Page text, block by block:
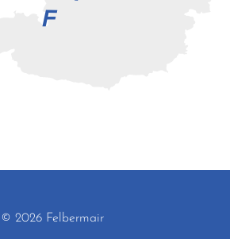
© 2026 Felbermair